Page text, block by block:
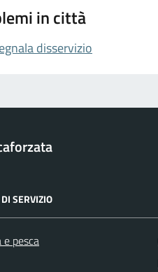
in città
disservizio
SERVIZIO
pesca